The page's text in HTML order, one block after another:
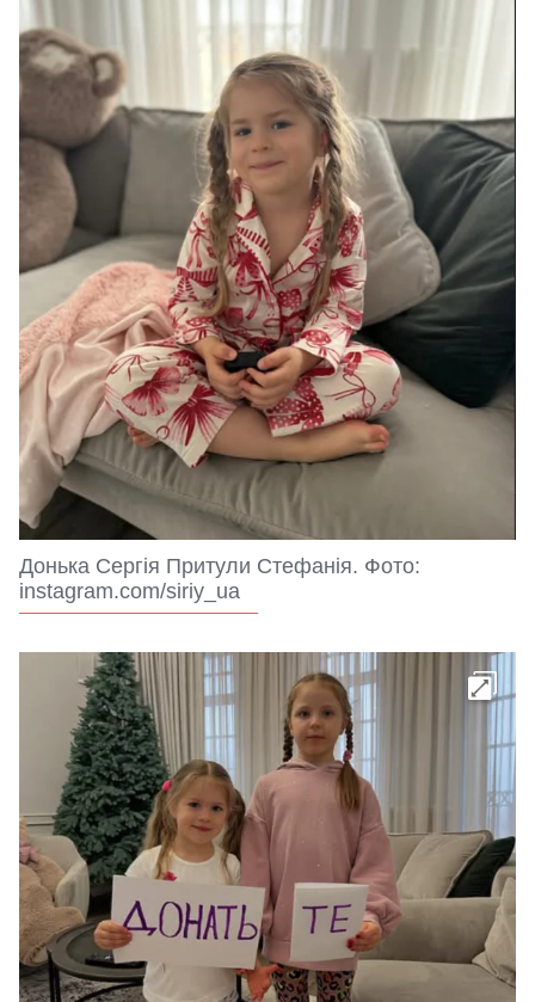
Донька Сергія Притули Стефанія. Фото:
instagram.com/siriy_ua